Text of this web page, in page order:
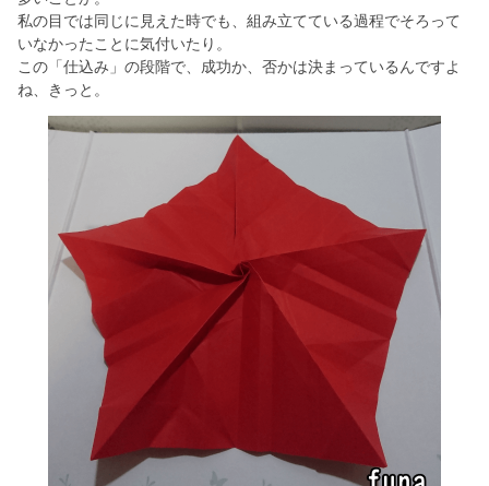
私の目では同じに見えた時でも、組み立てている過程でそろって
いなかったことに気付いたり。
この「仕込み」の段階で、成功か、否かは決まっているんですよ
ね、きっと。